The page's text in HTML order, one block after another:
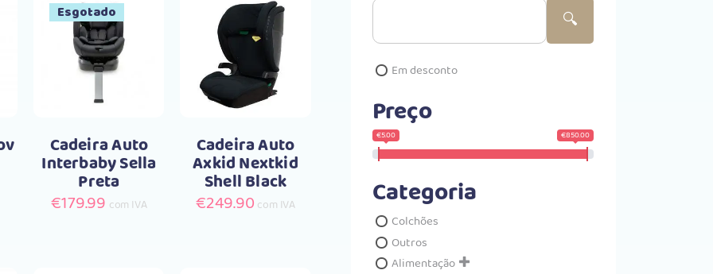
Esgotado
Comprar
Cadeira Auto
Interbaby Sella
Preta
€179.99 com IVA
Comprar
Cadeira Auto
Axkid Nextkid
Shell Black
€249.90 com IVA
🔍︎
Em desconto
Preço
€5.00 €850.00
Categoria
Colchões
Outros
Alimentação